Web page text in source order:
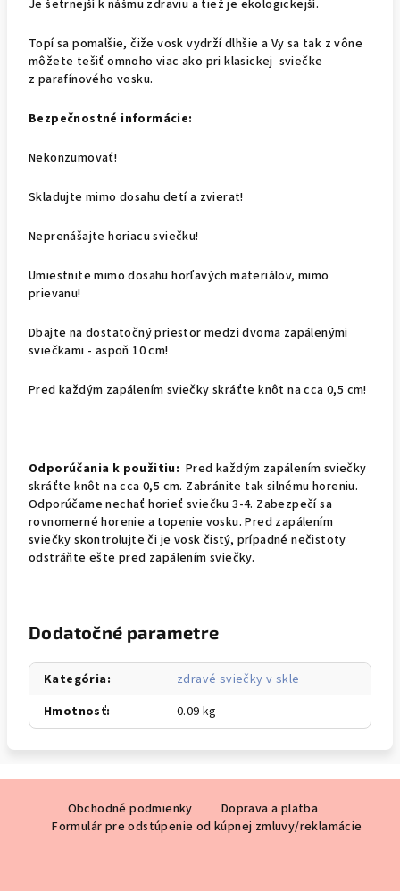
Je šetrnejší k nášmu zdraviu a tiež je ekologickejší.
Topí sa pomalšie, čiže vosk vydrží dlhšie a Vy sa tak z vône
môžete tešiť omnoho viac ako pri klasickej sviečke
z parafínového vosku.
Bezpečnostné informácie:
Nekonzumovať!
Skladujte mimo dosahu detí a zvierat!
Neprenášajte horiacu sviečku!
Umiestnite mimo dosahu horľavých materiálov, mimo
prievanu!
Dbajte na dostatočný priestor medzi dvoma zapálenými
sviečkami - aspoň 10 cm!
Pred každým zapálením sviečky skráťte knôt na cca 0,5 cm!
Odporúčania k použitiu: Pred každým zapálením sviečky
skráťte knôt na cca 0,5 cm. Zabránite tak silnému horeniu.
Odporúčame nechať horieť sviečku 3-4. Zabezpečí sa
rovnomerné horenie a topenie vosku. Pred zapálením
sviečky skontrolujte či je vosk čistý, prípadné nečistoty
odstráňte ešte pred zapálením sviečky.
Dodatočné parametre
Kategória:
zdravé sviečky v skle
Hmotnosť: 0.09 kg
Obchodné podmienky
Doprava a platba
Formulár pre odstúpenie od kúpnej zmluvy/reklamácie